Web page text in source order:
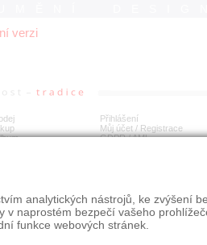
verzi
Přihlášení
Můj účet / Registrace
GDPR/AML
ŘAZENÍ
nejnovější napřed
podle cen sestupně
SLEVY
jen slevy
analytických nástrojů, ke zvýšení
naprostém bezpečí vašeho
funkce webových stránek.